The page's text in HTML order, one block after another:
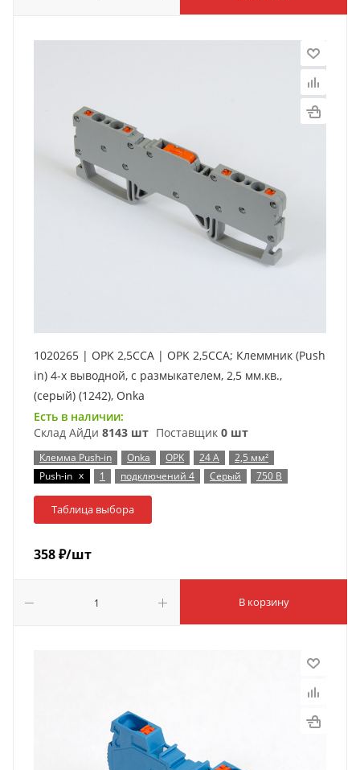
1020265 | OPK 2,5CCA | OPK 2,5CCA; Клеммник (Push
in) 4-х выводной, с размыкателем, 2,5 мм.кв.,
(серый) (1242), Onka
Есть в наличии:
Склад АйДи 8143 шт Поставщик 0 шт
Клемма Push-in Onka OPK 24 А
2,5 мм²
Push-in x 1 подключений 4 Серый 750 В
Таблица выбора
358₽/шт
В корзину